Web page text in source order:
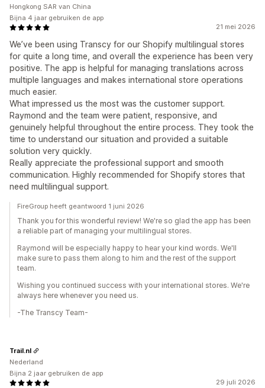
21 mei 2026
We’ve been using Transcy for our Shopify multilingual stores
for quite a long time, and overall the experience has been very
positive. The app is helpful for managing translations across
multiple languages and makes international store operations
much easier.
What impressed us the most was the customer support.
Raymond and the team were patient, responsive, and
genuinely helpful throughout the entire process. They took the
time to understand our situation and provided a suitable
solution very quickly.
Really appreciate the professional support and smooth
communication. Highly recommended for Shopify stores that
need multilingual support.
Hongkong SAR van China
Bijna 4 jaar gebruiken de app
FireGroup heeft geantwoord 1 juni 2026
Thank you for this wonderful review! We're so glad the app has been
a reliable part of managing your multilingual stores.
Raymond will be especially happy to hear your kind words. We'll
make sure to pass them along to him and the rest of the support
team.
Wishing you continued success with your international stores. We're
always here whenever you need us.
-The Transcy Team-
29 juli 2026
Trail.nl
Nederland
Bijna 2 jaar gebruiken de app